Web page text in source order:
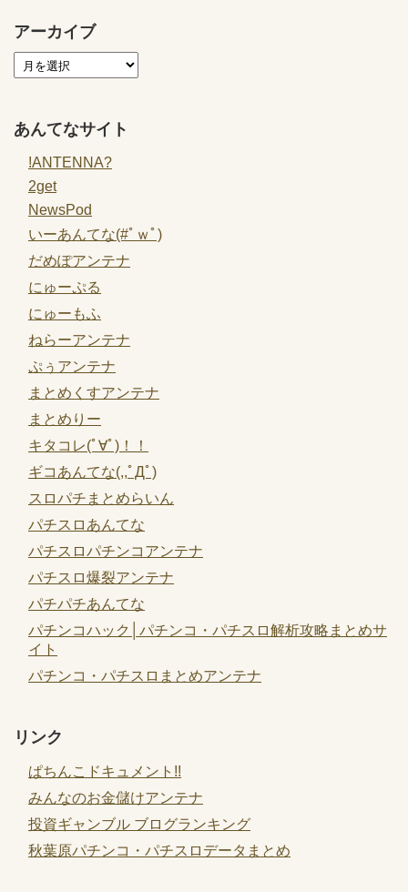
アーカイブ
あんてなサイト
!ANTENNA?
2get
NewsPod
いーあんてな(#ﾟｗﾟ)
だめぽアンテナ
にゅーぷる
にゅーもふ
ねらーアンテナ
ぷぅアンテナ
まとめくすアンテナ
まとめりー
キタコレ(ﾟ∀ﾟ)！！
ギコあんてな(,,ﾟДﾟ)
スロパチまとめらいん
パチスロあんてな
パチスロパチンコアンテナ
パチスロ爆裂アンテナ
パチパチあんてな
パチンコハック│パチンコ・パチスロ解析攻略まとめサ
イト
パチンコ・パチスロまとめアンテナ
リンク
ぱちんこドキュメント!!
みんなのお金儲けアンテナ
投資ギャンブル ブログランキング
秋葉原パチンコ・パチスロデータまとめ